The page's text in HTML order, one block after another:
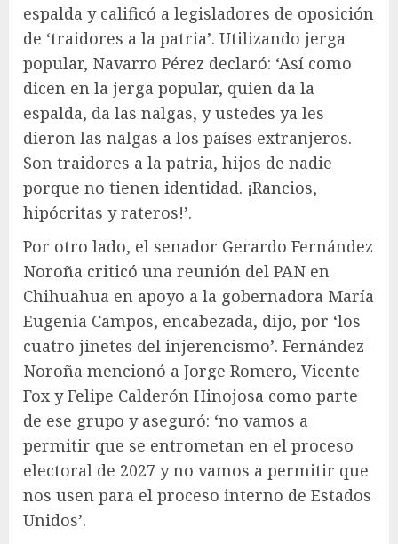
espalda y calificó a legisladores de oposición
de ‘traidores a la patria’. Utilizando jerga
popular, Navarro Pérez declaró: ‘Así como
dicen en la jerga popular, quien da la
espalda, da las nalgas, y ustedes ya les
dieron las nalgas a los países extranjeros.
Son traidores a la patria, hijos de nadie
porque no tienen identidad. ¡Rancios,
hipócritas y rateros!’.
Por otro lado, el senador Gerardo Fernández
Noroña criticó una reunión del PAN en
Chihuahua en apoyo a la gobernadora María
Eugenia Campos, encabezada, dijo, por ‘los
cuatro jinetes del injerencismo’. Fernández
Noroña mencionó a Jorge Romero, Vicente
Fox y Felipe Calderón Hinojosa como parte
de ese grupo y aseguró: ‘no vamos a
permitir que se entrometan en el proceso
electoral de 2027 y no vamos a permitir que
nos usen para el proceso interno de Estados
Unidos’.